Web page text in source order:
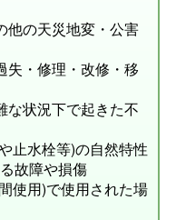
他の天災地変・公害
失・修理・改修・移
な状況下で起きた不
止水栓等)の自然特性
故障や損傷
使用)で使用された場